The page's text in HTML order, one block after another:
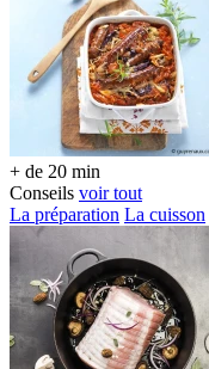
+ de 20 min
Conseils voir tout
La préparation La cuisson